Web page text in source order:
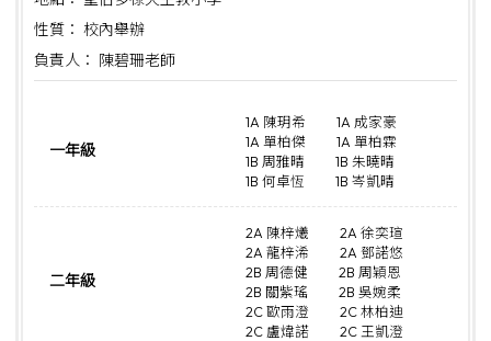
性質： 校內舉辦
負責人： 陳碧珊老師
一年級
1A 陳玥希
1A 成家豪
1A 單柏傑
1A 單柏霖
1B 周雅晴
1B 朱曉晴
1B 何卓恆
1B 岑凱晴
二年級
2A 陳梓爔
2A 徐奕瑄
2A 龍梓浠
2A 鄧諾悠
2B 周德健
2B 周穎恩
2B 關紫瑤
2B 吳婉柔
2C 歐雨澄
2C 林柏迪
2C 盧煒諾
2C 王凱澄